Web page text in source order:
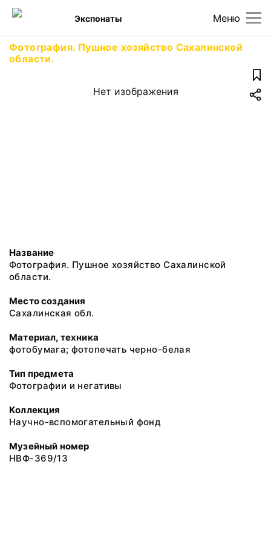
Меню
Экспонаты
Фотография. Пушное хозяйство Сахалинской
области.
Нет изображения
Название
Фотография. Пушное хозяйство Сахалинской
области.
Место создания
Сахалинская обл.
Материал, техника
фотобумага; фотопечать черно-белая
Тип предмета
Фотографии и негативы
Коллекция
Научно-вспомогательный фонд
Музейный номер
НВФ-369/13